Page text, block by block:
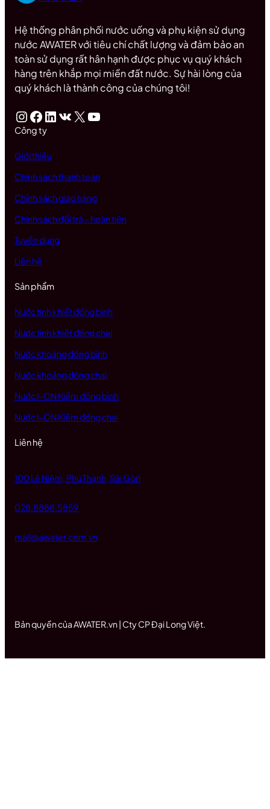
Hệ thống phân phối nước uống và phụ kiện sử dụng
nước AWATER với tiêu chí chất lượng và đảm bảo an
toàn sử dụng rất hân hạnh được phục vụ quý khách
hàng trên khắp mọi miền đất nước. Sự hài lòng của
quý khách là thành công của chúng tôi!
InstagramFacebook LinkedIn VK X Youtube
Công ty
Giới thiệu
Chính sách thanh toán
Chính sách giao hàng
Chính sách đổi trả – hoàn tiền
Tuyển dụng
Liên hệ
Sản phẩm
Nước tinh khiết đóng bình
Nước tinh khiết đóng chai
Nước khoáng đóng bình
Nước khoáng đóng chai
Nước I-ON Kiềm đóng bình
Nước I-ON Kiềm đóng chai
Liên hệ
100 Lê Niệm, Phú Thạnh, Sài Gòn
028.8888.5859
mail@awater.com.vn
Bản quyền của AWATER.vn | Cty CP Đại Long Việt.